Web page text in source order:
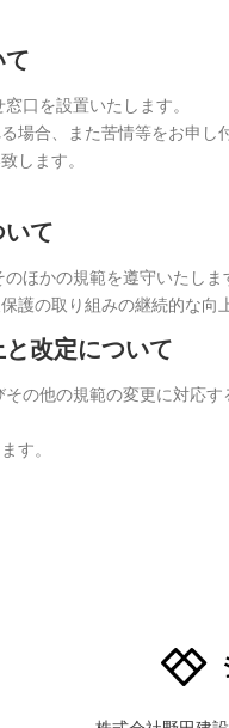
口を設置いたします。
場合、また苦情等をお申
します。
て
ほかの規範を遵守いたしま
護の取り組みの継続的な向
改定について
の他の規範の変更に対応
す。